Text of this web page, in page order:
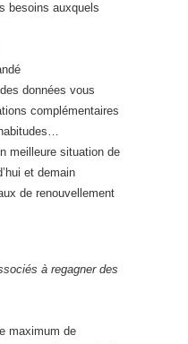
besoins auxquels
données vous
complémentaires
meilleure situation de
et demain
de renouvellement
à regagner des
maximum de